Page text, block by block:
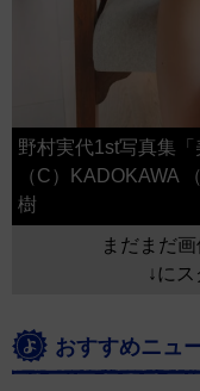
野村実代1st写真集
（C）KADOKAWA
樹
まだまだ
↓に
おすすめニュ